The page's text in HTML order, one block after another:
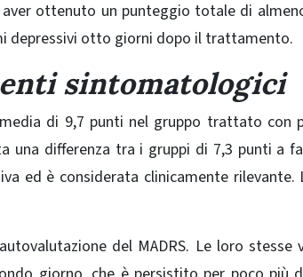
ottenuto un punteggio totale di
depressivi otto giorni dopo il trattamento.
sintomatologici
di 9,7 punti nel gruppo trattato con
una differenza tra i gruppi di 7,3 punti a
ed è considerata clinicamente rilevante.
del MADRS. Le loro stesse